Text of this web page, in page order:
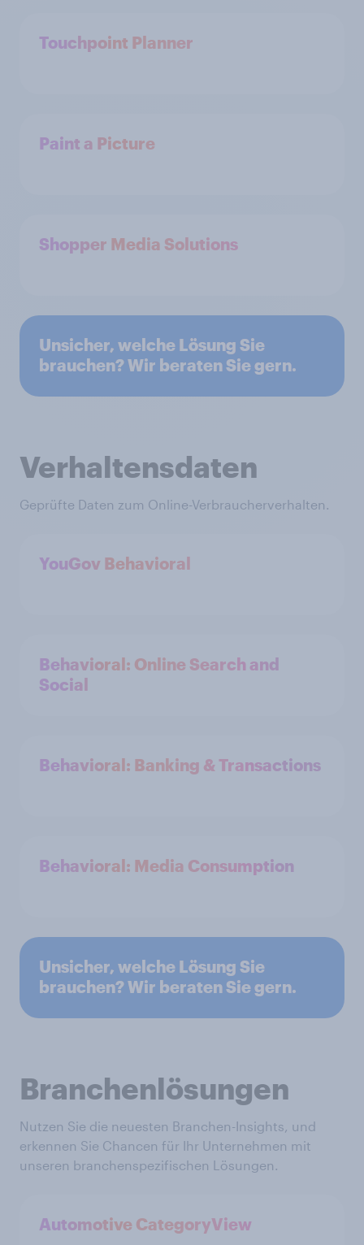
Touchpoint Planner
Paint a Picture
Shopper Media Solutions
Unsicher, welche Lösung Sie
brauchen? Wir beraten Sie gern.
Verhaltensdaten
Geprüfte Daten zum Online-Verbraucherverhalten.
YouGov Behavioral
Behavioral: Online Search and
Social
Behavioral: Banking & Transactions
Behavioral: Media Consumption
Unsicher, welche Lösung Sie
brauchen? Wir beraten Sie gern.
Branchenlösungen
Nutzen Sie die neuesten Branchen-Insights, und
erkennen Sie Chancen für Ihr Unternehmen mit
unseren branchenspezifischen Lösungen.
Automotive CategoryView